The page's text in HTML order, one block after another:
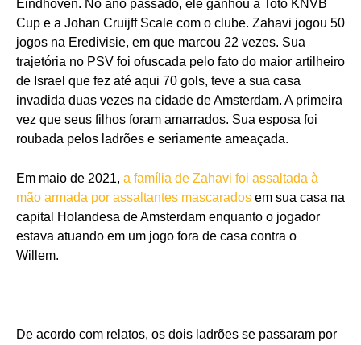
Eindhoven. No ano passado, ele ganhou a Toto KNVB
Cup e a Johan Cruijff Scale com o clube. Zahavi jogou 50
jogos na Eredivisie, em que marcou 22 vezes. Sua
trajetória no PSV foi ofuscada pelo fato do maior artilheiro
de Israel que fez até aqui 70 gols, teve a sua casa
invadida duas vezes na cidade de Amsterdam. A primeira
vez que seus filhos foram amarrados. Sua esposa foi
roubada pelos ladrões e seriamente ameaçada.
Em maio de 2021, a família de Zahavi foi assaltada à
mão armada por assaltantes mascarados em sua casa na
capital Holandesa de Amsterdam enquanto o jogador
estava atuando em um jogo fora de casa contra o
Willem.
De acordo com relatos, os dois ladrões se passaram por